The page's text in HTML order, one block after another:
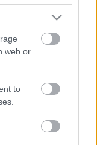
web or
to